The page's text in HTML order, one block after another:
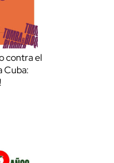
contra el
Cuba: